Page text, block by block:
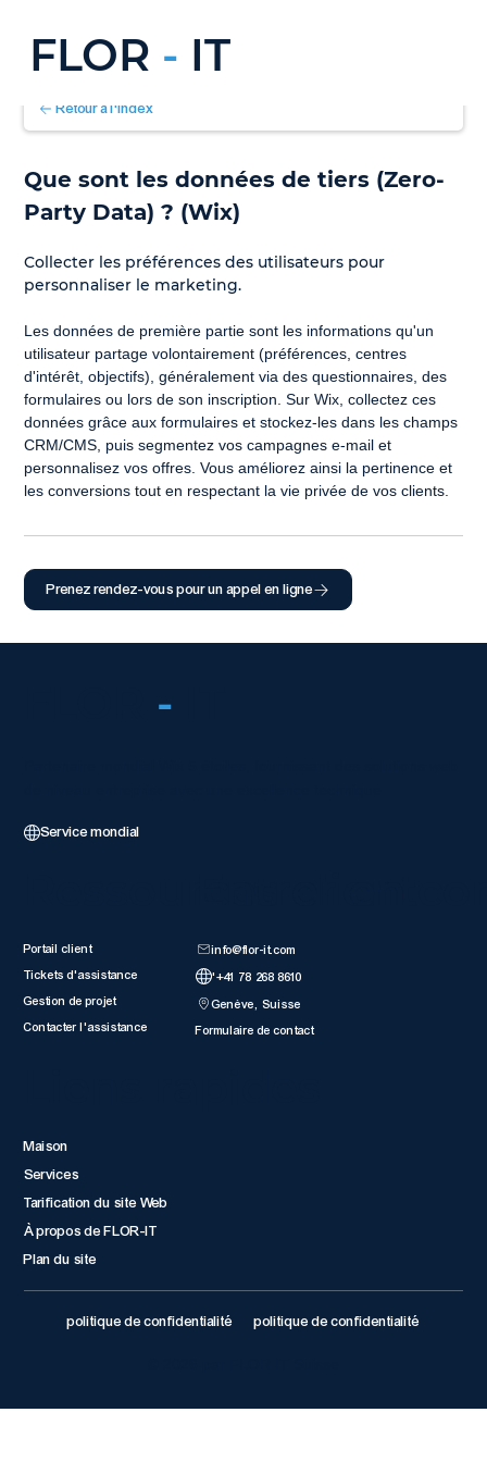
FLOR - IT
Retour à l'index
Que sont les données de tiers (Zero-
Party Data) ? (Wix)
Collecter les préférences des utilisateurs pour
personnaliser le marketing.
Les données de première partie sont les informations qu'un
utilisateur partage volontairement (préférences, centres
d'intérêt, objectifs), généralement via des questionnaires, des
formulaires ou lors de son inscription. Sur Wix, collectez ces
données grâce aux formulaires et stockez-les dans les champs
CRM/CMS, puis segmentez vos campagnes e-mail et
personnalisez vos offres. Vous améliorez ainsi la pertinence et
les conversions tout en respectant la vie privée de vos clients.
Prenez rendez-vous pour un appel en ligne
-
Service mondial
Portail client
Tickets d'assistance
Gestion de projet
Contacter l'assistance
info@flor-it.com
'+41 78 268 8610
Genève, Suisse
Formulaire de contact
Maison
Services
Tarification du site Web
À propos de FLOR-IT
Plan du site
politique de confidentialité politique de confidentialité